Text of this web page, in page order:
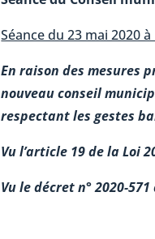
Séance du 23 mai 2020 à
En raison des mesures
nouveau conseil
respectant les gestes
Vu l’article 19 de la Loi
Vu le décret n° 2020-